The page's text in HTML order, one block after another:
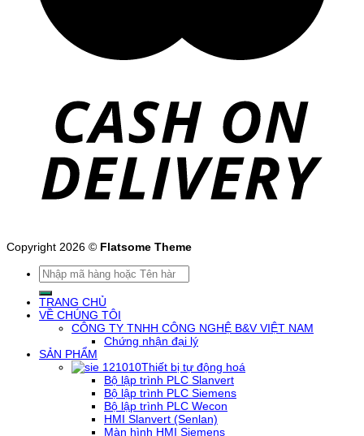
Copyright 2026 © Flatsome Theme
Tìm
kiếm:
TRANG CHỦ
VỀ CHÚNG TÔI
CÔNG TY TNHH CÔNG NGHỆ B&V VIỆT NAM
Chứng nhận đại lý
SẢN PHẨM
Thiết bị tự động hoá
Bộ lập trình PLC Slanvert
Bộ lập trình PLC Siemens
Bộ lập trình PLC Wecon
HMI Slanvert (Senlan)
Màn hình HMI Siemens